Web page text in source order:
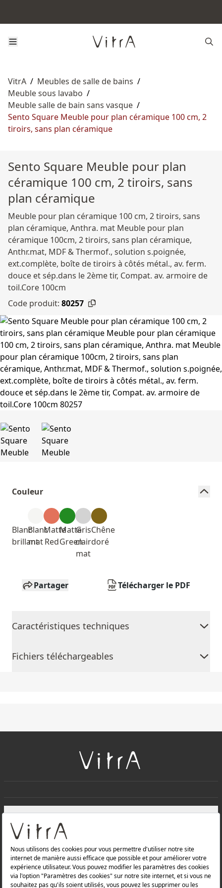
VitrA / Meubles de salle de bains /
Meuble sous lavabo /
Meuble salle de bain sans vasque /
Sento Square Meuble pour plan céramique 100 cm, 2
tiroirs, sans plan céramique
Sento Square Meuble pour plan
céramique 100 cm, 2 tiroirs, sans
plan céramique
Meuble pour plan céramique 100 cm, 2 tiroirs, sans
plan céramique, Anthra. mat Meuble pour plan
céramique 100cm, 2 tiroirs, sans plan céramique,
Anthr.mat, MDF & Thermof., solution s.poignée,
ext.complète, boîte de tiroirs à côtés métal., av. ferm.
douce et sép.dans le 2ème tir, Compat. av. armoire de
toil.Core 100cm
Code produit: 80257
Couleur
Blanc
brillant
Blanc
mat
Matte
Red
Matte
Green
Gris
clair
mat
Chêne
doré
Partager Télécharger le PDF
Caractéristiques techniques
Fichiers téléchargeables
Produits